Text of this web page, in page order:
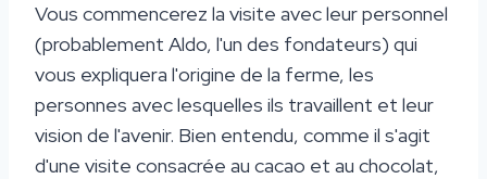
Vous commencerez la visite avec leur personnel
(probablement Aldo, l'un des fondateurs) qui
vous expliquera l'origine de la ferme, les
personnes avec lesquelles ils travaillent et leur
vision de l'avenir. Bien entendu, comme il s'agit
d'une visite consacrée au cacao et au chocolat,